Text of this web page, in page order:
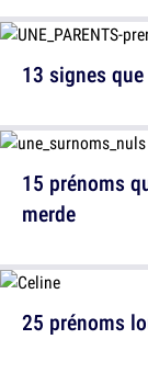
15 prénoms
merde
13 signes
25 prénoms